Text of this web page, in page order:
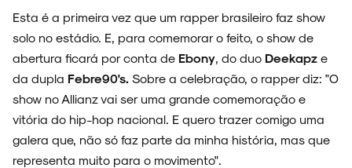
ENTREVISTAS
Esta é a primeira vez que um rapper brasileiro faz show
solo no estádio. E, para comemorar o feito, o show de
abertura ficará por conta de Ebony , do duo Deekapz e
da dupla Febre90's. Sobre a celebração, o rapper diz: "O
show no Allianz vai ser uma grande comemoração e
vitória do hip-hop nacional. E quero trazer comigo uma
galera que, não só faz parte da minha história, mas que
representa muito para o movimento".